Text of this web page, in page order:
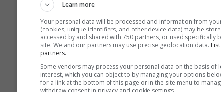
NAM-5
North America 5.0 km
48 ώ
NAM-3
North America 3.0 km
60 ώ
Learn more
Your personal data will be processed and information from
(cookies, unique identifiers, and other device data) may be
accessed by and shared with 750 partners, or used specifically
site. We and our partners may use precise geolocation data.
partners.
Some vendors may process your personal data on the basis of
interest, which you can object to by managing your options
for a link at the bottom of this page or in the site menu to
withdraw consent in privacy and cookie settings.